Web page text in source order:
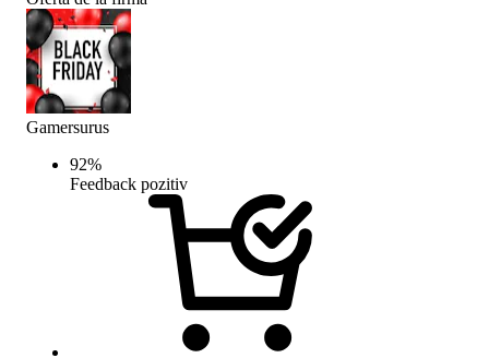
Gamersurus
92%
Feedback pozitiv